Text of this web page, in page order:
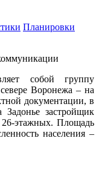
Планировки
собой группу
Воронежа – на
документации, в
застройщик
26-этажных. Площадь
населения –